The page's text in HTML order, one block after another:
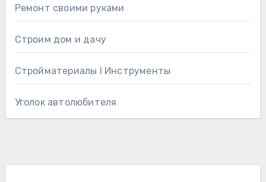
Ремонт своими руками
Строим дом и дачу
Стройматериалы l Инструменты
Уголок автолюбителя